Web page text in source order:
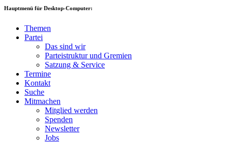
Hauptmenü für Desktop-Computer:
Themen
Partei
Das sind wir
Parteistruktur und Gremien
Satzung & Service
Termine
Kontakt
Suche
Mitmachen
Mitglied werden
Spenden
Newsletter
Jobs